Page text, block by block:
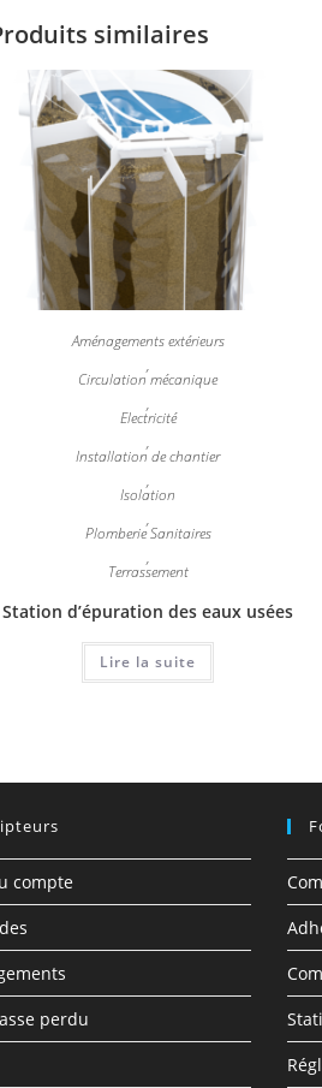
similaires
Aménagements extérieurs
,
Circulation mécanique
,
Electricité
,
Installation de chantier
,
Isolation
,
Plomberie Sanitaires
,
Terrassement
Station d’épuration des eaux usées
Lire la suite
compte
perdu